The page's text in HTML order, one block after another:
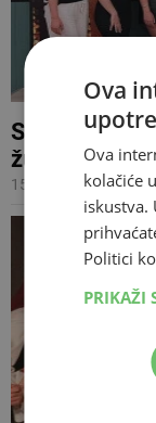
Sve je
županiju
15.06.2025 09:42
Ova
Ova
kolačiće
iskustva.
Politici
PRIKAŽI